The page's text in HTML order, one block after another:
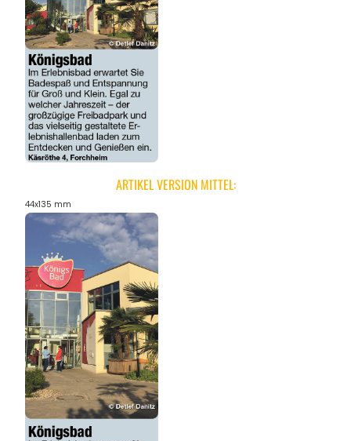
ARTIKEL VERSION MITTEL:
44x135 mm